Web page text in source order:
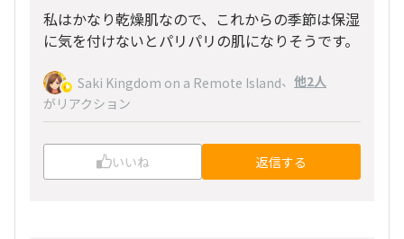
私はかなり乾燥肌なので、これからの季節は保湿
に気を付けないとパリパリの肌になりそうです。
Saki Kingdom on a Remote Island、 他2人
がリアクション
いいね 返信する